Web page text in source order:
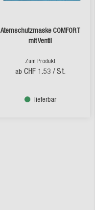
Atemschutzmaske COMFORT
mit Ventil
Zum Produkt
ab CHF 1.53 / St.
lieferbar